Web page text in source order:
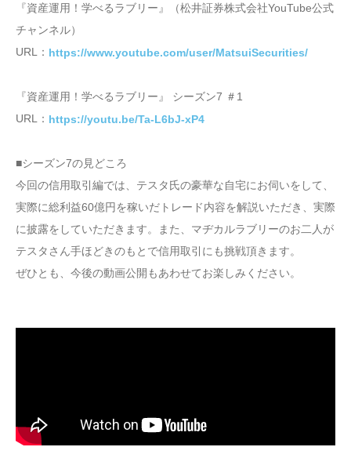
『資産運用！学べるラブリー』（松井証券株式会社YouTube公式
チャンネル）
URL： https://www.youtube.com/user/MatsuiSecurities/
『資産運用！学べるラブリー』 シーズン7 ＃1
URL： https://youtu.be/Ta-L6bJ-xP4
■シーズン7の見どころ
今回の信用取引編では、テスタ氏の豪華な自宅にお伺いをして、
実際に総利益60億円を稼いだトレード内容を解説いただき、実際
に披露をしていただきます。また、マヂカルラブリーのお二人が
テスタさん手ほどきのもとで信用取引にも挑戦頂きます。
ぜひとも、今後の動画公開もあわせてお楽しみください。